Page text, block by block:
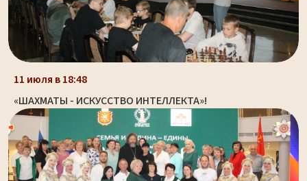
11 июля в 18:48
«ШАХМАТЫ - ИСКУССТВО ИНТЕЛЛЕКТА»!